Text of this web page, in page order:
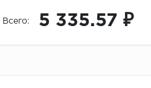
Всего: 5 335.57 ₽